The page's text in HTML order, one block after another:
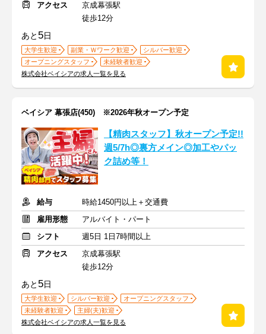
アクセス
京成幕張駅
徒歩12分
あと 5日
大学生歓迎 副業・Ｗワーク歓迎
シルバー歓迎
オープニングスタッフ
未経験者歓迎
株式会社ベイシアの求人一覧を見る
ベイシア 幕張店(450) ※2026年秋オープン予定
【精肉スタッフ】秋オープン予定!!
週5/7h◎裏方メイン◎加工やパッ
ク詰め等！
給与
時給1450円以上＋交通費
雇用形態
アルバイト・パート
シフト
週5日 1日7時間以上
アクセス
京成幕張駅
徒歩12分
あと 5日
大学生歓迎 シルバー歓迎
オープニングスタッフ
未経験者歓迎
主婦(夫)歓迎
株式会社ベイシアの求人一覧を見る